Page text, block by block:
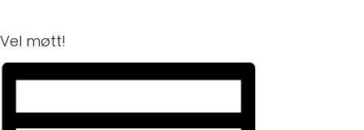
Vel møtt!